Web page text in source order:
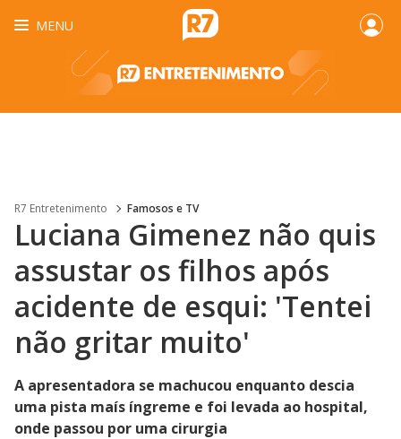
MENU
R7 Entretenimento Famosos e TV
Luciana Gimenez não quis
assustar os filhos após
acidente de esqui: 'Tentei
não gritar muito'
A apresentadora se machucou enquanto descia
uma pista maís íngreme e foi levada ao hospital,
onde passou por uma cirurgia